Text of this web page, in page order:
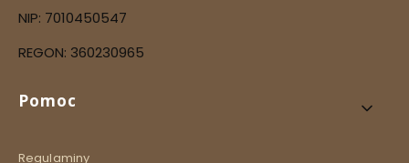
NIP: 7010450547
REGON: 360230965
Linki w stopce
Pomoc
Regulaminy